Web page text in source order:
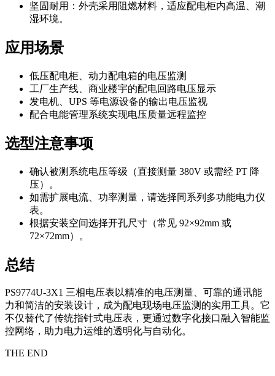
坚固耐用：外壳采用阻燃材料，适应配电柜内高温、潮
湿环境。
应用场景
低压配电柜、动力配电箱的电压监测
工厂生产线、商业楼宇的配电回路电压显示
发电机、UPS 等电源设备的输出电压监视
配合电能管理系统实现电压质量远程监控
选型注意事项
确认被测系统电压等级（直接测量 380V 或需经 PT 降
压）。
如需扩展电流、功率测量，请选择同系列多功能电力仪
表。
根据安装空间选择开孔尺寸（常见 92×92mm 或
72×72mm）。
总结
PS9774U-3X1 三相电压表以精准的电压测量、可靠的通讯能
力和简洁的安装设计，成为配电现场电压监测的实用工具。它
不仅替代了传统指针式电压表，更通过数字化接口融入智能监
控网络，助力电力运维的透明化与自动化。
THE END